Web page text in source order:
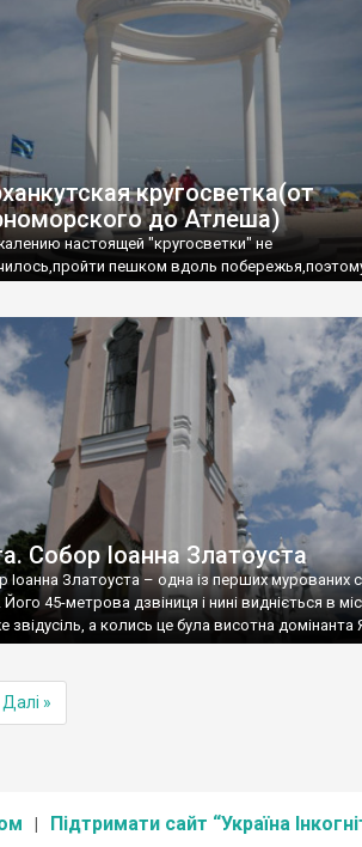
кругосветка(от
до Атлеша)
настоящей "кругосветки" не
пешком вдоль
Собор Іоанна Златоуста
Іоанна Златоуста – одна із перших мурованих
45-метрова дзвіниця і нині видніється в
звідусіль, а колись це була висотна домінанта
Далі »
Підтримати сайт “Україна